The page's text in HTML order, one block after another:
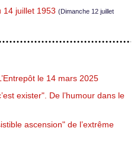
14 juillet 1953 (Dimanche 12 juillet
le 14 mars 2025
exister". De l’humour dans le
ascension" de l’extrême